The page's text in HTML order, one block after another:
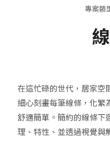
專案類
在這忙碌的世代，居家空
細心刻畫每筆線條，化繁
舒適簡單。簡約的線條下
理、特性、並透過視覺與